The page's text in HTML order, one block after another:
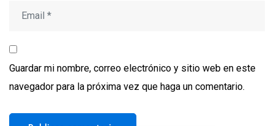
Guardar mi nombre, correo electrónico y sitio web en este
navegador para la próxima vez que haga un comentario.